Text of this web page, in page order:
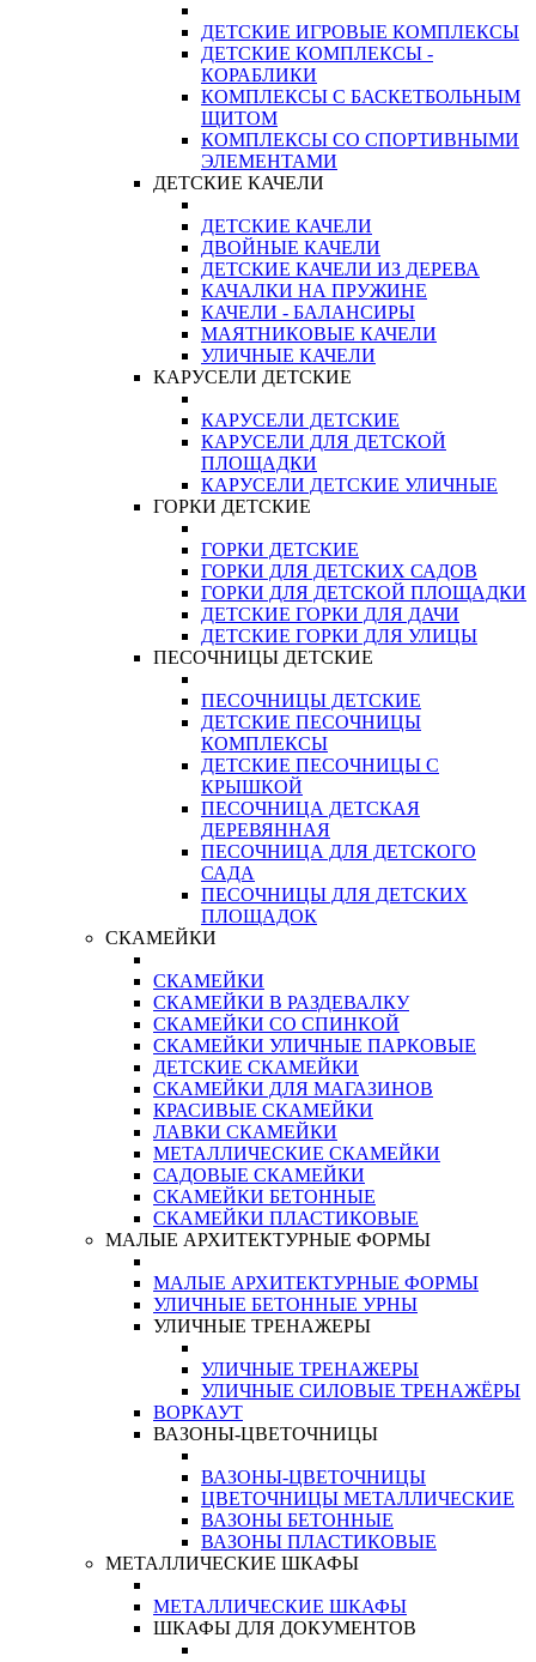
ДЕТСКИЕ ИГРОВЫЕ КОМПЛЕКСЫ
ДЕТСКИЕ КОМПЛЕКСЫ -
КОРАБЛИКИ
КОМПЛЕКСЫ С БАСКЕТБОЛЬНЫМ
ЩИТОМ
КОМПЛЕКСЫ СО СПОРТИВНЫМИ
ЭЛЕМЕНТАМИ
ДЕТСКИЕ КАЧЕЛИ
ДЕТСКИЕ КАЧЕЛИ
ДВОЙНЫЕ КАЧЕЛИ
ДЕТСКИЕ КАЧЕЛИ ИЗ ДЕРЕВА
КАЧАЛКИ НА ПРУЖИНЕ
КАЧЕЛИ - БАЛАНСИРЫ
МАЯТНИКОВЫЕ КАЧЕЛИ
УЛИЧНЫЕ КАЧЕЛИ
КАРУСЕЛИ ДЕТСКИЕ
КАРУСЕЛИ ДЕТСКИЕ
КАРУСЕЛИ ДЛЯ ДЕТСКОЙ
ПЛОЩАДКИ
КАРУСЕЛИ ДЕТСКИЕ УЛИЧНЫЕ
ГОРКИ ДЕТСКИЕ
ГОРКИ ДЕТСКИЕ
ГОРКИ ДЛЯ ДЕТСКИХ САДОВ
ГОРКИ ДЛЯ ДЕТСКОЙ ПЛОЩАДКИ
ДЕТСКИЕ ГОРКИ ДЛЯ ДАЧИ
ДЕТСКИЕ ГОРКИ ДЛЯ УЛИЦЫ
ПЕСОЧНИЦЫ ДЕТСКИЕ
ПЕСОЧНИЦЫ ДЕТСКИЕ
ДЕТСКИЕ ПЕСОЧНИЦЫ
КОМПЛЕКСЫ
ДЕТСКИЕ ПЕСОЧНИЦЫ С
КРЫШКОЙ
ПЕСОЧНИЦА ДЕТСКАЯ
ДЕРЕВЯННАЯ
ПЕСОЧНИЦА ДЛЯ ДЕТСКОГО
САДА
ПЕСОЧНИЦЫ ДЛЯ ДЕТСКИХ
ПЛОЩАДОК
СКАМЕЙКИ
СКАМЕЙКИ
СКАМЕЙКИ В РАЗДЕВАЛКУ
СКАМЕЙКИ СО СПИНКОЙ
СКАМЕЙКИ УЛИЧНЫЕ ПАРКОВЫЕ
ДЕТСКИЕ СКАМЕЙКИ
СКАМЕЙКИ ДЛЯ МАГАЗИНОВ
КРАСИВЫЕ СКАМЕЙКИ
ЛАВКИ СКАМЕЙКИ
МЕТАЛЛИЧЕСКИЕ СКАМЕЙКИ
САДОВЫЕ СКАМЕЙКИ
СКАМЕЙКИ БЕТОННЫЕ
СКАМЕЙКИ ПЛАСТИКОВЫЕ
МАЛЫЕ АРХИТЕКТУРНЫЕ ФОРМЫ
МАЛЫЕ АРХИТЕКТУРНЫЕ ФОРМЫ
УЛИЧНЫЕ БЕТОННЫЕ УРНЫ
УЛИЧНЫЕ ТРЕНАЖЕРЫ
УЛИЧНЫЕ ТРЕНАЖЕРЫ
УЛИЧНЫЕ СИЛОВЫЕ ТРЕНАЖЁРЫ
ВОРКАУТ
ВАЗОНЫ-ЦВЕТОЧНИЦЫ
ВАЗОНЫ-ЦВЕТОЧНИЦЫ
ЦВЕТОЧНИЦЫ МЕТАЛЛИЧЕСКИЕ
ВАЗОНЫ БЕТОННЫЕ
ВАЗОНЫ ПЛАСТИКОВЫЕ
МЕТАЛЛИЧЕСКИЕ ШКАФЫ
МЕТАЛЛИЧЕСКИЕ ШКАФЫ
ШКАФЫ ДЛЯ ДОКУМЕНТОВ